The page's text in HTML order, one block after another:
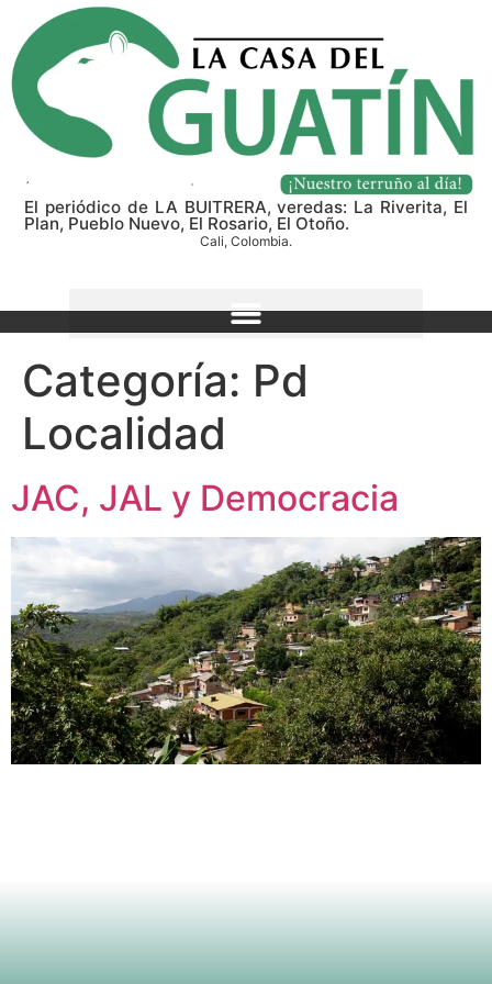
El periódico de LA BUITRERA, veredas: La Riverita, El
Plan, Pueblo Nuevo, El Rosario, El Otoño.
Cali, Colombia.
Categoría: Pd
Localidad
JAC, JAL y Democracia